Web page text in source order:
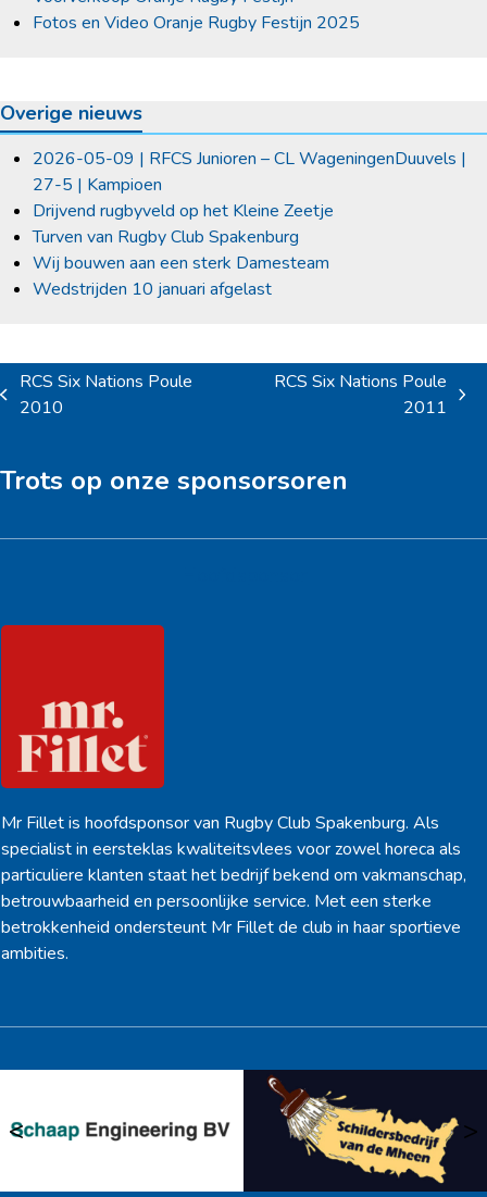
Fotos en Video Oranje Rugby Festijn 2025
Overige nieuws
2026-05-09 | RFCS Junioren – CL WageningenDuuvels |
27-5 | Kampioen
Drijvend rugbyveld op het Kleine Zeetje
Turven van Rugby Club Spakenburg
Wij bouwen aan een sterk Damesteam
Wedstrijden 10 januari afgelast
previous
RCS Six Nations Poule
2010
RCS Six Nations Poule
2011
Trots op onze sponsorsoren
Mr Fillet is hoofdsponsor van Rugby Club Spakenburg. Als
specialist in eersteklas kwaliteitsvlees voor zowel horeca als
particuliere klanten staat het bedrijf bekend om vakmanschap,
betrouwbaarheid en persoonlijke service. Met een sterke
betrokkenheid ondersteunt Mr Fillet de club in haar sportieve
ambities.
< >